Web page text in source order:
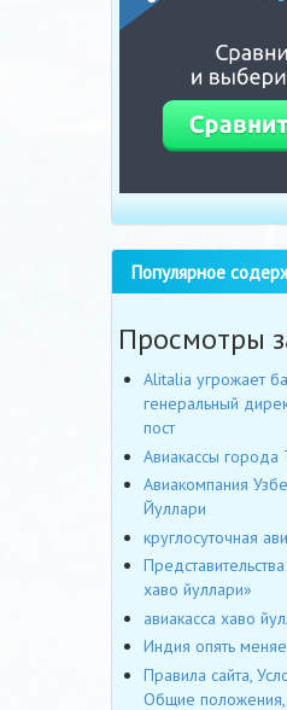
Популярное
Просмотры
Alitalia угрожает
генеральный
пост
Авиакассы города
Авиакомпания
Йуллари
круглосуточная
хаво йуллари»
авиакасса хаво
Индия опять
Правила сайта,
Общие